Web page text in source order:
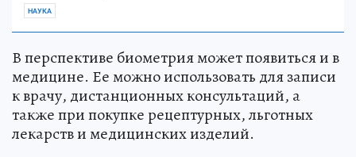
НАУКА
В перспективе биометрия может появиться и в
медицине. Ее можно использовать для записи
к врачу, дистанционных консультаций, а
также при покупке рецептурных, льготных
лекарств и медицинских изделий.